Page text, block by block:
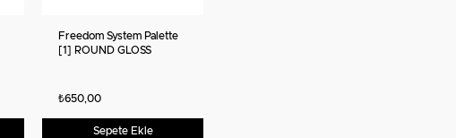
Freedom System Palette
[1] ROUND GLOSS
₺650,00
Sepete Ekle